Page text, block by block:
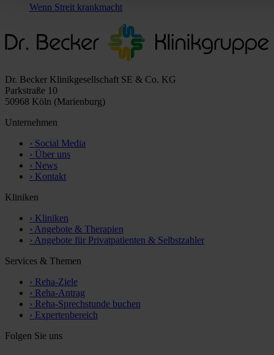
Wenn Streit krankmacht
Dr. Becker Klinikgesellschaft SE & Co. KG
Parkstraße 10
50968 Köln (Marienburg)
Unternehmen
› Social Media
› Über uns
› News
› Kontakt
Kliniken
› Kliniken
› Angebote & Therapien
› Angebote für Privatpatienten & Selbstzahler
Services & Themen
› Reha-Ziele
› Reha-Antrag
› Reha-Sprechstunde buchen
› Expertenbereich
Folgen Sie uns